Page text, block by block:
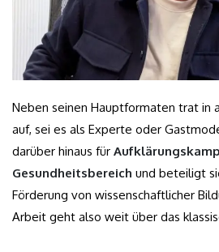
Neben seinen Hauptformaten trat in
auf, sei es als Experte oder
darüber hinaus für
Gesundheitsbereich und beteiligt
Förderung von wissenschaftlicher
Arbeit geht also weit über das